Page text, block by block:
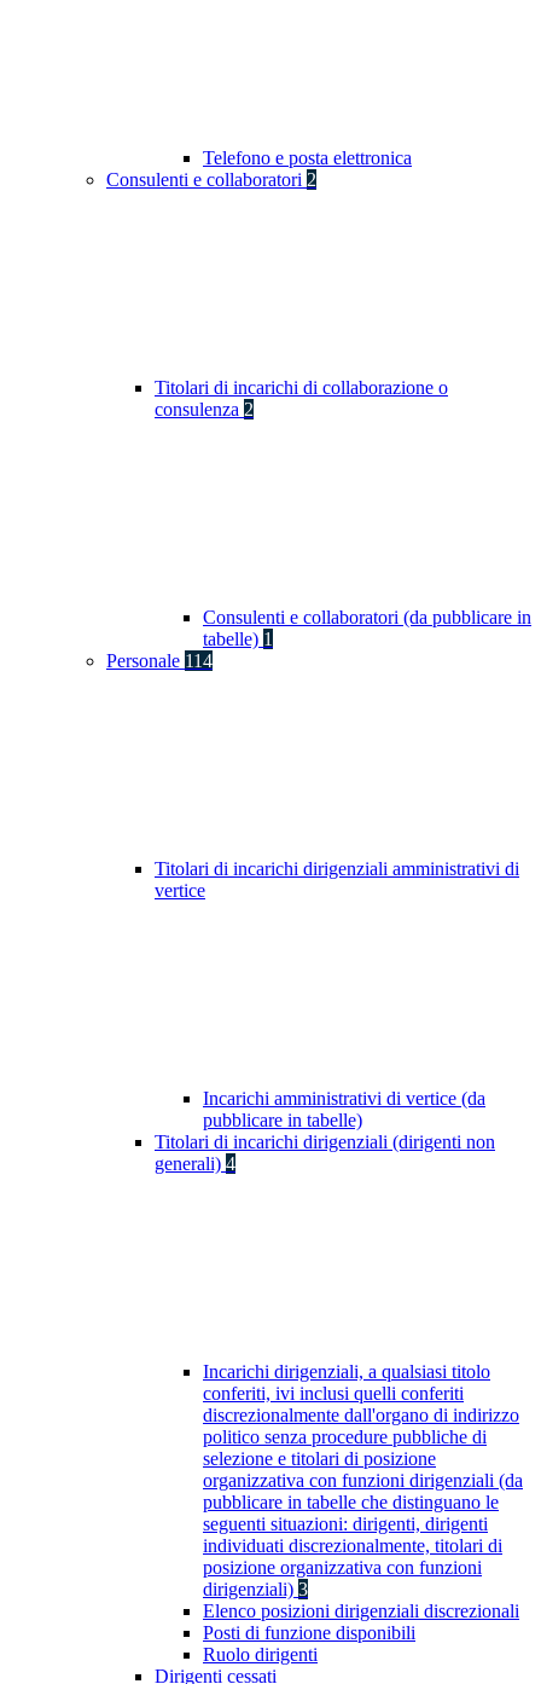
Telefono e posta elettronica
Consulenti e collaboratori 2
Titolari di incarichi di collaborazione o
consulenza 2
Consulenti e collaboratori (da pubblicare in
tabelle) 1
Personale 114
Titolari di incarichi dirigenziali amministrativi di
vertice
Incarichi amministrativi di vertice (da
pubblicare in tabelle)
Titolari di incarichi dirigenziali (dirigenti non
generali) 4
Incarichi dirigenziali, a qualsiasi titolo
conferiti, ivi inclusi quelli conferiti
discrezionalmente dall'organo di indirizzo
politico senza procedure pubbliche di
selezione e titolari di posizione
organizzativa con funzioni dirigenziali (da
pubblicare in tabelle che distinguano le
seguenti situazioni: dirigenti, dirigenti
individuati discrezionalmente, titolari di
posizione organizzativa con funzioni
dirigenziali) 3
Elenco posizioni dirigenziali discrezionali
Posti di funzione disponibili
Ruolo dirigenti
Dirigenti cessati